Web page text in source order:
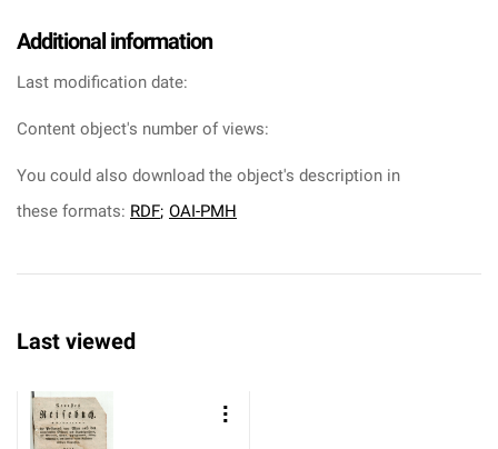
Additional information
Last modification date:
Content object's number of views:
You could also download the object's description in
these formats: RDF; OAI-PMH
Last viewed